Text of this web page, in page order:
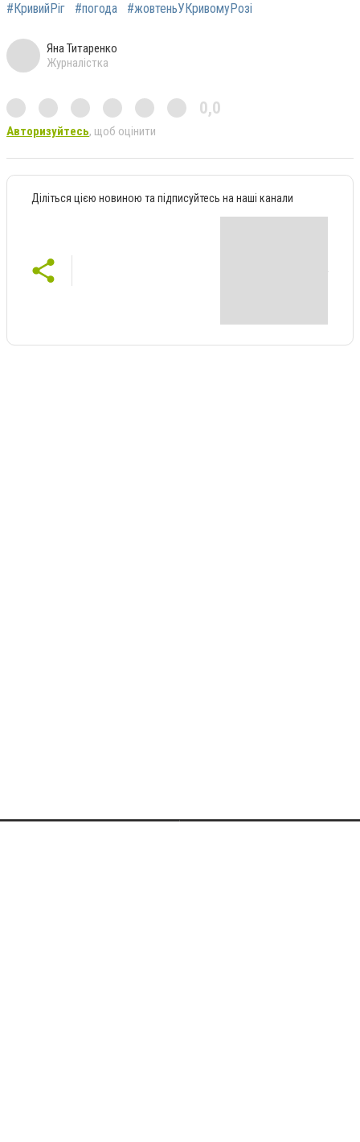
#КривийРіг #погода #жовтеньУКривомуРозі
Яна Титаренко
Журналістка
0,0
Авторизуйтесь, щоб оцінити
Діліться цією новиною та підписуйтесь на наші канали